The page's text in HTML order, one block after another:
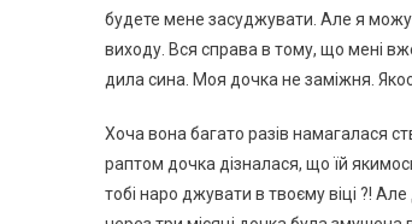
будете мене засуджувати. Але я
виходу. Вся справа в тому, що мені
дила сина. Моя дочка не заміжня.
Хоча вона багато разів намагалася
раптом дочка дізналася, що їй
тобі наро джувати в твоєму віці ?!